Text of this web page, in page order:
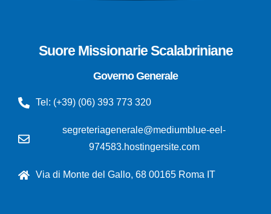
Suore Missionarie Scalabriniane
Governo Generale
Tel: (+39) (06) 393 773 320
segreteriagenerale@mediumblue-eel-
974583.hostingersite.com
Via di Monte del Gallo, 68 00165 Roma IT